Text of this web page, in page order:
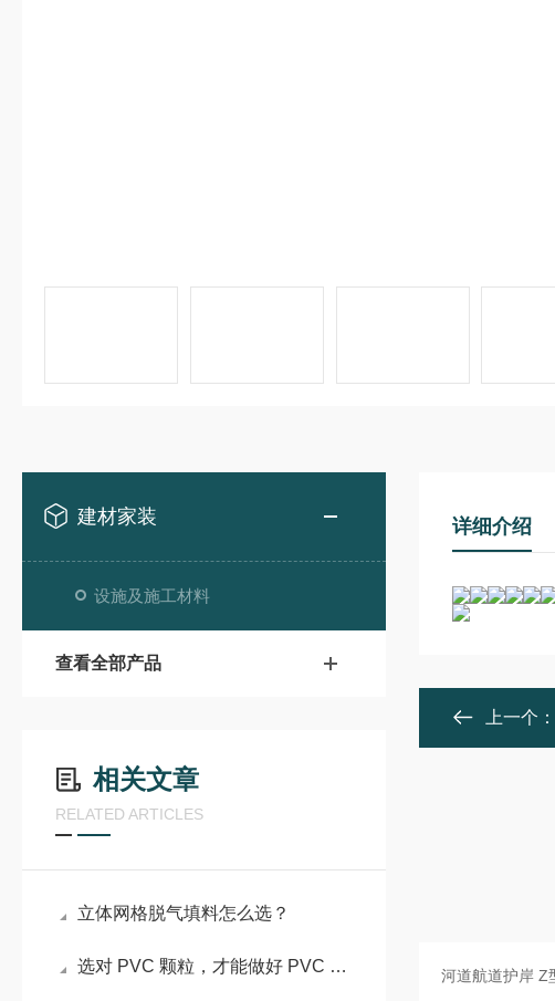
建材家装
设施及施工材料
查看全部产品
相关文章
RELATED ARTICLES
立体网格脱气填料怎么选？
选对 PVC 颗粒，才能做好 PVC 管件！
详细介绍
上一个：